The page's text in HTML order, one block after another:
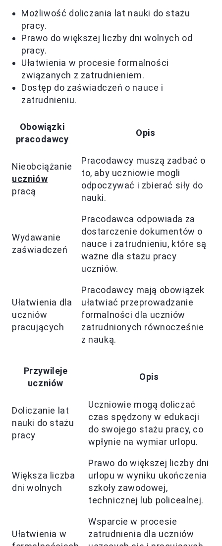
Możliwość doliczania lat nauki do stażu
pracy.
Prawo do większej liczby dni wolnych od
pracy.
Ułatwienia w procesie formalności
związanych z zatrudnieniem.
Dostęp do zaświadczeń o nauce i
zatrudnieniu.
Obowiązki
pracodawcy
Opis
Nieobciążanie
uczniów
pracą
Pracodawcy muszą zadbać o
to, aby uczniowie mogli
odpoczywać i zbierać siły do
nauki.
Wydawanie
zaświadczeń
Pracodawca odpowiada za
dostarczenie dokumentów o
nauce i zatrudnieniu, które są
ważne dla stażu pracy
uczniów.
Ułatwienia dla
uczniów
pracujących
Pracodawcy mają obowiązek
ułatwiać przeprowadzanie
formalności dla uczniów
zatrudnionych równocześnie
z nauką.
Przywileje
uczniów
Opis
Doliczanie lat
nauki do stażu
pracy
Uczniowie mogą doliczać
czas spędzony w edukacji
do swojego stażu pracy, co
wpłynie na wymiar urlopu.
Większa liczba
dni wolnych
Prawo do większej liczby dni
urlopu w wyniku ukończenia
szkoły zawodowej,
technicznej lub policealnej.
Ułatwienia w
Wsparcie w procesie
zatrudnienia dla uczniów